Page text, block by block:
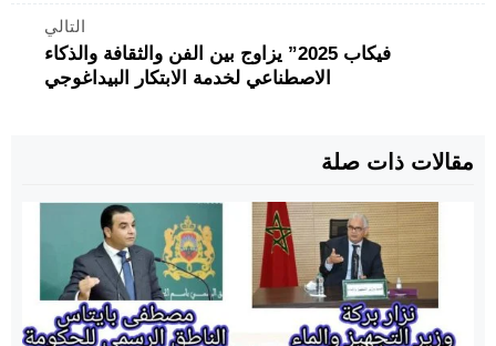
التالي
فيكاب 2025” يزاوج بين الفن والثقافة والذكاء
الاصطناعي لخدمة الابتكار البيداغوجي
مقالات ذات صلة